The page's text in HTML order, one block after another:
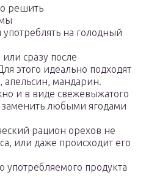
решить
на голодный
сразу после
этого идеально подходят
апельсин, мандарин.
и в виде свежевыжатого
любыми ягодами
рацион орехов не
или даже происходит его
употребляемого продукта